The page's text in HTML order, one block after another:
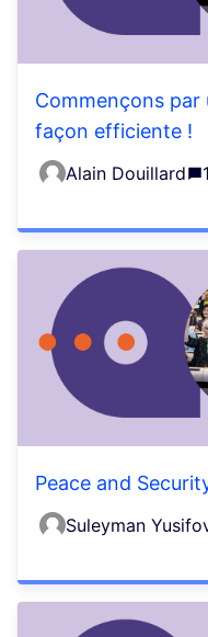
Commençons
façon efficiente !
Alain Douillard 1
Peace and
Suleyman